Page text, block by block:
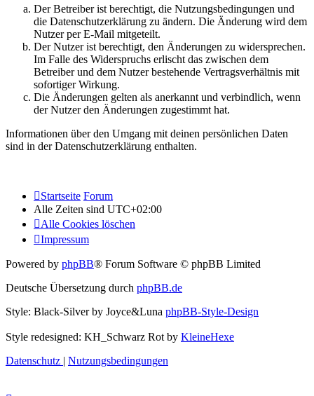
Der Betreiber ist berechtigt, die Nutzungsbedingungen und
die Datenschutzerklärung zu ändern. Die Änderung wird dem
Nutzer per E-Mail mitgeteilt.
Der Nutzer ist berechtigt, den Änderungen zu widersprechen.
Im Falle des Widerspruchs erlischt das zwischen dem
Betreiber und dem Nutzer bestehende Vertragsverhältnis mit
sofortiger Wirkung.
Die Änderungen gelten als anerkannt und verbindlich, wenn
der Nutzer den Änderungen zugestimmt hat.
Informationen über den Umgang mit deinen persönlichen Daten
sind in der Datenschutzerklärung enthalten.
Startseite Forum
Alle Zeiten sind UTC+02:00
Alle Cookies löschen
Impressum
Powered by phpBB® Forum Software © phpBB Limited
Deutsche Übersetzung durch phpBB.de
Style: Black-Silver by Joyce&Luna phpBB-Style-Design
Style redesigned: KH_Schwarz Rot by KleineHexe
Datenschutz | Nutzungsbedingungen